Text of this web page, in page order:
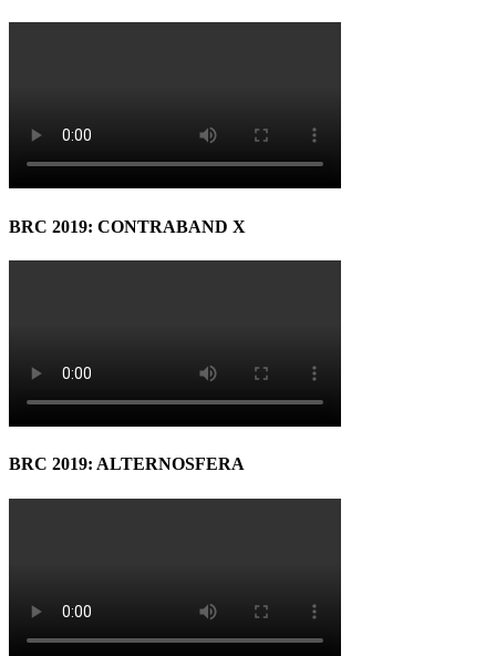
BRC 2019: CONTRABAND X
BRC 2019: ALTERNOSFERA